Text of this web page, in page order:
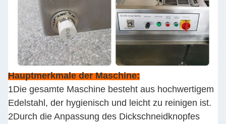
Hauptmerkmale der Maschine:
1Die gesamte Maschine besteht aus hochwertigem
Edelstahl, der hygienisch und leicht zu reinigen ist.
2Durch die Anpassung des Dickschneidknopfes